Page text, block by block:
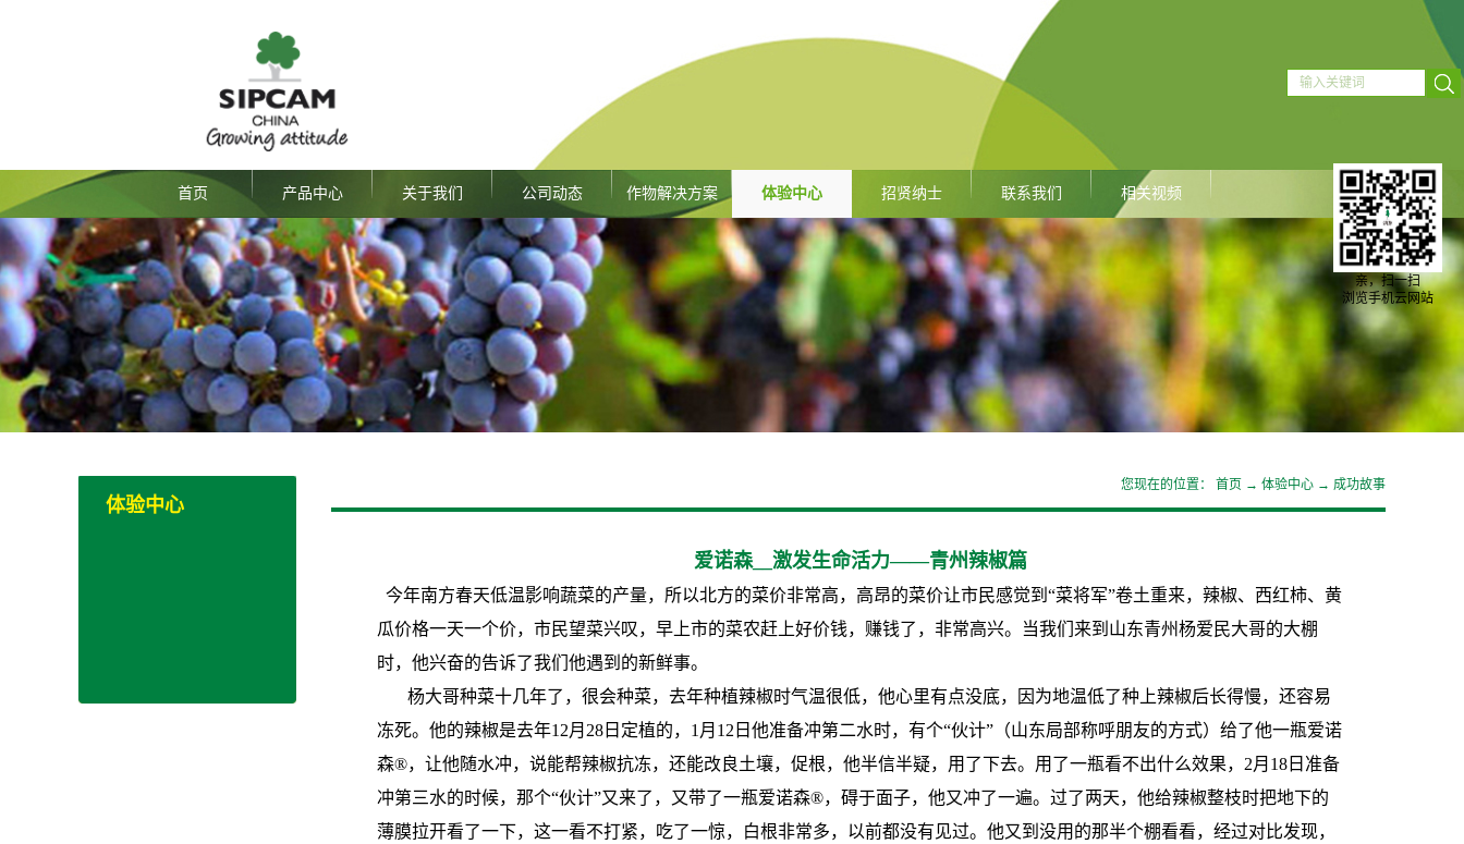
首页 产品中心 关于我们 公司动态 作物解决方案 体验中心 招贤纳士 联系我们 相关视频
体验中心
您现在的位置： 首页 → 体验中心 → 成功故事
爱诺森__激发生命活力——青州辣椒篇
今年南方春天低温影响蔬菜的产量，所以北方的菜价非常高，高昂的菜价让市民感觉到“菜将军”卷土重来，辣椒、西红柿、黄
瓜价格一天一个价，市民望菜兴叹，早上市的菜农赶上好价钱，赚钱了，非常高兴。当我们来到山东青州杨爱民大哥的大棚
时，他兴奋的告诉了我们他遇到的新鲜事。
杨大哥种菜十几年了，很会种菜，去年种植辣椒时气温很低，他心里有点没底，因为地温低了种上辣椒后长得慢，还容易
冻死。他的辣椒是去年12月28日定植的，1月12日他准备冲第二水时，有个“伙计”（山东局部称呼朋友的方式）给了他一瓶爱诺
森®，让他随水冲，说能帮辣椒抗冻，还能改良土壤，促根，他半信半疑，用了下去。用了一瓶看不出什么效果，2月18日准备
冲第三水的时候，那个“伙计”又来了，又带了一瓶爱诺森®，碍于面子，他又冲了一遍。过了两天，他给辣椒整枝时把地下的
薄膜拉开看了一下，这一看不打紧，吃了一惊，白根非常多，以前都没有见过。他又到没用的那半个棚看看，经过对比发现，
亲，扫一扫
浏览手机云网站